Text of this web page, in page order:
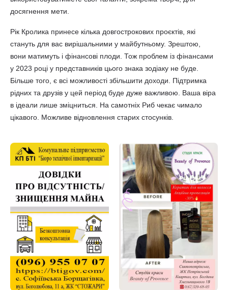
досягнення мети.
Рік Кролика принесе кілька довгострокових проєктів, які
стануть для вас вирішальними у майбутньому. Зрештою,
вони матимуть і фінансові плоди. Тож проблем із фінансами
у 2023 році у представників цього знака зодіаку не буде.
Більше того, є всі можливості збільшити доходи. Підтримка
рідних та друзів у цей період буде дуже важливою. Ваша віра
в ідеали лише зміцниться. На самотніх Риб чекає чимало
цікавого. Можливе відновлення старих стосунків.